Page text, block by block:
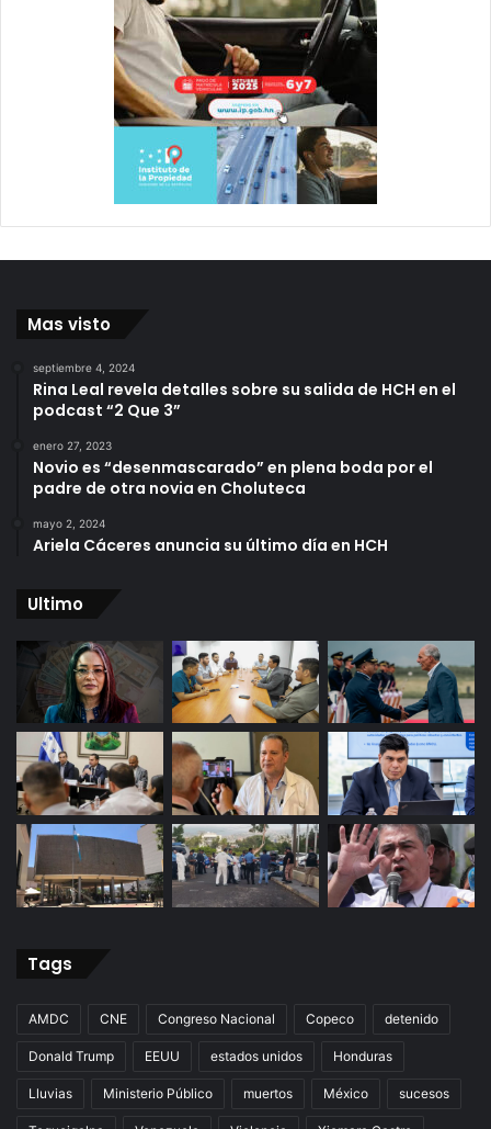
Mas visto
septiembre 4, 2024
Rina Leal revela detalles sobre su salida de HCH en el
podcast “2 Que 3”
enero 27, 2023
Novio es “desenmascarado” en plena boda por el
padre de otra novia en Choluteca
mayo 2, 2024
Ariela Cáceres anuncia su último día en HCH
Ultimo
Tags
AMDC CNE Congreso Nacional Copeco detenido
Donald Trump EEUU estados unidos Honduras
Lluvias Ministerio Público muertos México sucesos